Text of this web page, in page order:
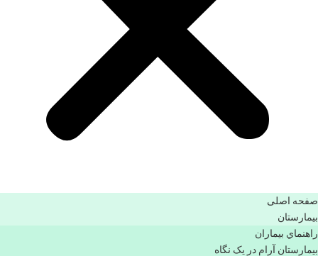
صفحه اصلی
بيمارستان
راهنماي بیماران
بیمارستان آرام در یک نگاه